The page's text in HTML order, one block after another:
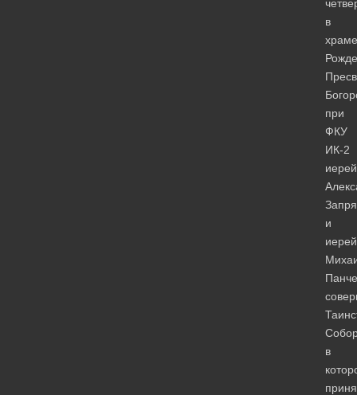
в
храме
при
ФКУ
ИК-2
иерей
и
иерей
в